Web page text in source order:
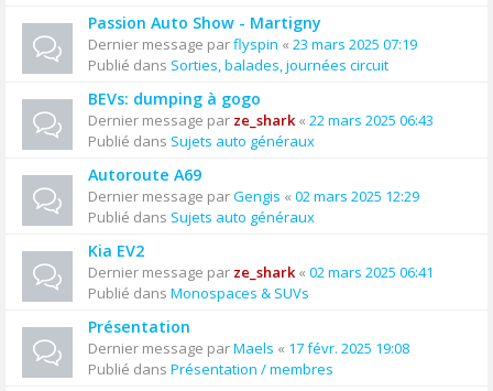
Passion Auto Show - Martigny
Dernier message parflyspin « 23 mars 2025 07:19
Publié dans Sorties, balades, journées circuit
BEVs: dumping à gogo
Dernier message par ze_shark« 22 mars 2025 06:43
Publié dans Sujets auto généraux
Autoroute A69
Dernier message parGengis « 02 mars 2025 12:29
Publié dans Sujets auto généraux
Kia EV2
Dernier message par ze_shark« 02 mars 2025 06:41
Publié dans Monospaces & SUVs
Présentation
Dernier message parMaels « 17 févr. 2025 19:08
Publié dans Présentation / membres